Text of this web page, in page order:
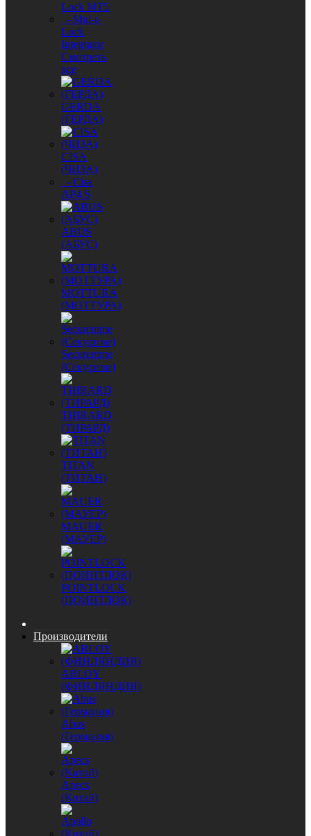
Lock MT5
- Mul-t-
Lock
Integrator
Смотреть
все
GERDA
(ГЕРДА)
CISA
(ЧИЗА)
- Cisa
AP4 S
ABUS
(АБУС)
MОTTURA
(МОТТУРА)
Securemme
(Секуриме)
THIRARD
(ТИРАРД)
TITAN
(ТИТАН)
MAUER
(МАУЕР)
POINTLOCK
(ПОИНТЛОК)
Производители
ABLOY
(ФИНЛЯНДИЯ)
Abus
(Германия)
Apecs
(Китай)